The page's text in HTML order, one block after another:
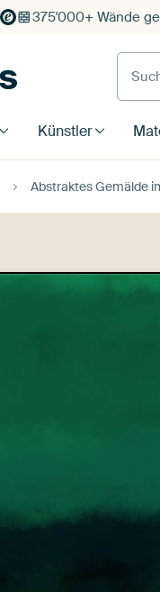
375'000+ Wände
Künstler
Abstraktes Gemälde